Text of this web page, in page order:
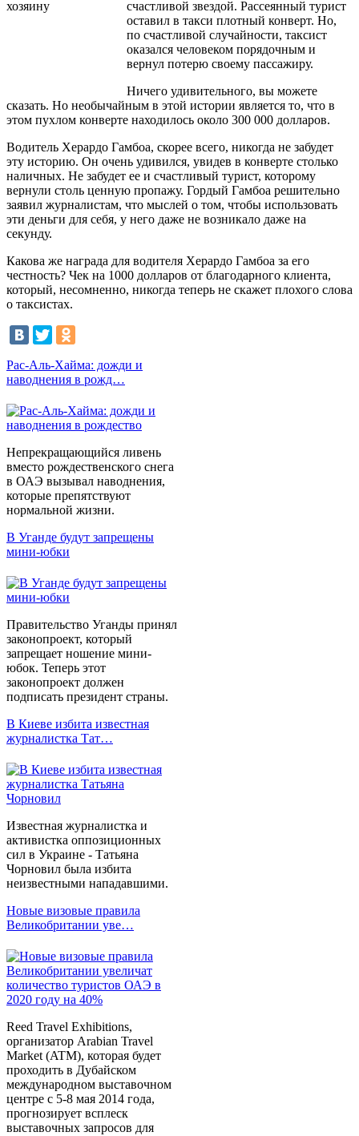
счастливой звездой. Рассеянный турист
оставил в такси плотный конверт. Но,
по счастливой случайности, таксист
оказался человеком порядочным и
вернул потерю своему пассажиру.
Ничего удивительного, вы можете
сказать. Но необычайным в этой истории является то, что в
этом пухлом конверте находилось около 300 000 долларов.
Водитель Херардо Гамбоа, скорее всего, никогда не забудет
эту историю. Он очень удивился, увидев в конверте столько
наличных. Не забудет ее и счастливый турист, которому
вернули столь ценную пропажу. Гордый Гамбоа решительно
заявил журналистам, что мыслей о том, чтобы использовать
эти деньги для себя, у него даже не возникало даже на
секунду.
Какова же награда для водителя Херардо Гамбоа за его
честность? Чек на 1000 долларов от благодарного клиента,
который, несомненно, никогда теперь не скажет плохого слова
о таксистах.
Рас-Аль-Хайма: дожди и
наводнения в рожд…
Непрекращающийся ливень
вместо рождественского снега
в ОАЭ вызывал наводнения,
которые препятствуют
нормальной жизни.
В Уганде будут запрещены
мини-юбки
Правительство Уганды принял
законопроект, который
запрещает ношение мини-
юбок. Теперь этот
законопроект должен
подписать президент страны.
В Киеве избита известная
журналистка Тат…
Известная журналистка и
активистка оппозиционных
сил в Украине - Татьяна
Чорновил была избита
неизвестными нападавшими.
Новые визовые правила
Великобритании уве…
Reed Travel Exhibitions,
организатор Arabian Travel
Market (ATM), которая будет
проходить в Дубайском
международном выставочном
центре с 5-8 мая 2014 года,
прогнозирует всплеск
выставочных запросов для